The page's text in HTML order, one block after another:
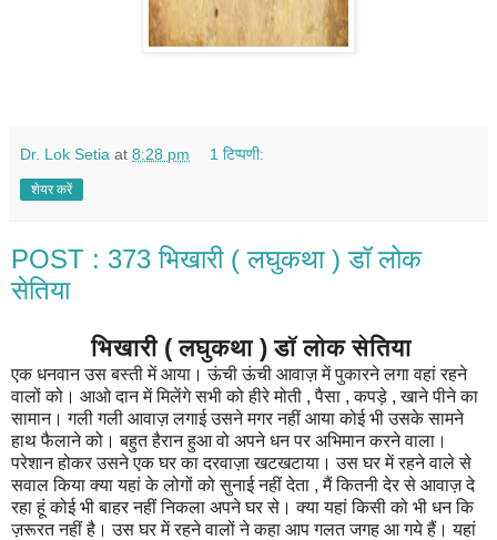
Dr. Lok Setia at 8:28 pm 1 टिप्पणी:
शेयर करें
POST : 373 भिखारी ( लघुकथा ) डॉ लोक
सेतिया
भिखारी ( लघुकथा ) डॉ लोक सेतिया
एक धनवान उस बस्ती में आया। ऊंची ऊंची आवाज़ में पुकारने लगा वहां रहने
वालों को। आओ दान में मिलेंगे सभी को हीरे मोती , पैसा , कपड़े , खाने पीने का
सामान। गली गली आवाज़ लगाई उसने मगर नहीं आया कोई भी उसके सामने
हाथ फैलाने को। बहुत हैरान हुआ वो अपने धन पर अभिमान करने वाला।
परेशान होकर उसने एक घर का दरवाज़ा खटखटाया। उस घर में रहने वाले से
सवाल किया क्या यहां के लोगों को सुनाई नहीं देता , मैं कितनी देर से आवाज़ दे
रहा हूं कोई भी बाहर नहीं निकला अपने घर से। क्या यहां किसी को भी धन कि
ज़रूरत नहीं है। उस घर में रहने वालों ने कहा आप गलत जगह आ गये हैं। यहां